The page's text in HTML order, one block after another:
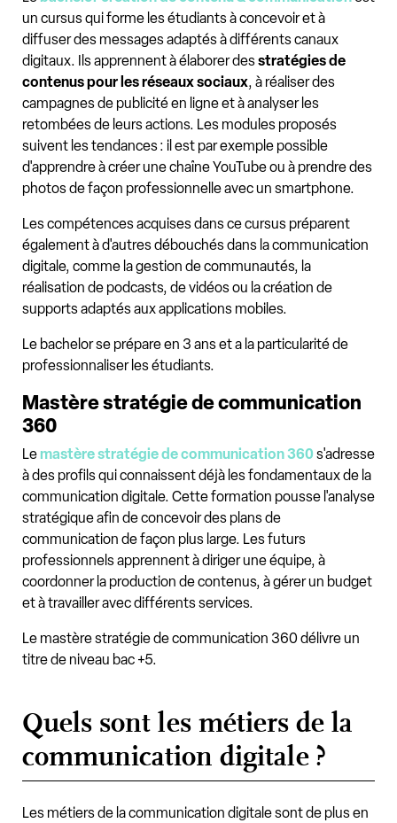
un cursus qui forme les étudiants à concevoir et à
diffuser des messages adaptés à différents canaux
digitaux. Ils apprennent à élaborer desstratégies de
contenus pour les réseaux sociaux, à réaliser des
campagnes de publicité en ligne et à analyser les
retombées de leurs actions. Les modules proposés
suivent les tendances : il est par exemple possible
d'apprendre à créer une chaîne YouTube ou à prendre des
photos de façon professionnelle avec un smartphone.
Les compétences acquises dans ce cursus préparent
également à d'autres débouchés dans la communication
digitale, comme la gestion de communautés, la
réalisation de podcasts, de vidéos ou la création de
supports adaptés aux applications mobiles.
Le bachelor se prépare en 3 ans et a la particularité de
professionnaliser les étudiants.
Mastère stratégie de communication
360
Lemastère stratégie de communication 360s'adresse
à des profils qui connaissent déjà les fondamentaux de la
communication digitale. Cette formation pousse l'analyse
stratégique afin de concevoir des plans de
communication de façon plus large. Les futurs
professionnels apprennent à diriger une équipe, à
coordonner la production de contenus, à gérer un budget
et à travailler avec différents services.
Le mastère stratégie de communication 360 délivre un
titre de niveau bac +5.
Quels sont les métiers de la
communication digitale ?
Les métiers de la communication digitale sont de plus en